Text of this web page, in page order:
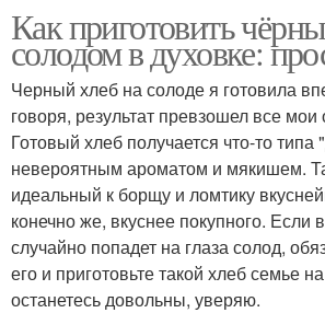
Как приготовить
солодом в духовке:
Черный хлеб на солоде я готовила
говоря, результат превзошел все
Готовый хлеб получается что-то типа
невероятным ароматом и мякишем.
идеальный к борщу и ломтику
конечно же, вкуснее покупного. Если
случайно попадет на глаза солод,
его и приготовьте такой хлеб семье
останетесь довольны, уверяю.